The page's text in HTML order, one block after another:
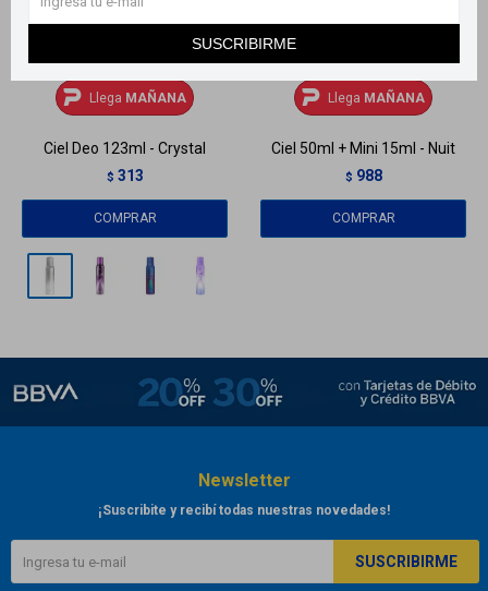
SUSCRIBIRME
LlegaMAÑANA
Llega MAÑANA
Ciel Deo 123ml - Crystal
$ 313
LlegaMAÑANA
Llega MAÑANA
Ciel 50ml + Mini 15ml - Nuit
$ 988
Newsletter
¡Suscribite y recibí todas nuestras novedades!
SUSCRIBIRME